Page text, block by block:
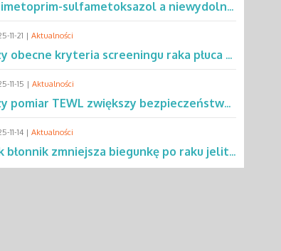
Trimetoprim-sulfametoksazol a niewydolność oddechowa – co mówią dane?
11-21 | Aktualności
Czy obecne kryteria screeningu raka płuca wykluczają 2/3 pacjentów?
11-15 | Aktualności
Czy pomiar TEWL zwiększy bezpieczeństwo testów alergicznych u dzieci?
11-14 | Aktualności
Jak błonnik zmniejsza biegunkę po raku jelita grubego?